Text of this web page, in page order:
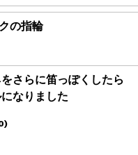
の指輪
さらに笛っぽくしたら
なりました